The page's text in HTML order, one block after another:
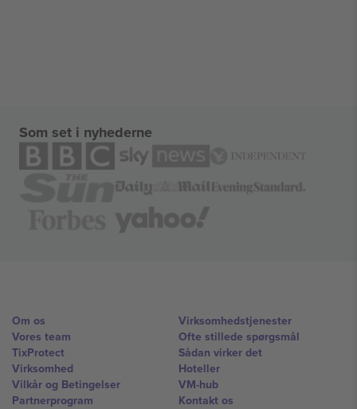
Som set i nyhederne
Om os
Vores team
TixProtect
Virksomhed
Vilkår og Betingelser
Partnerprogram
Virksomhedstjenester
Ofte stillede spørgsmål
Sådan virker det
Hoteller
VM-hub
Kontakt os